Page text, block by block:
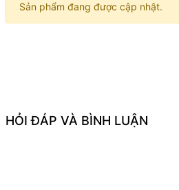
Sản phẩm đang được cập nhật.
HỎI ĐÁP VÀ BÌNH LUẬN